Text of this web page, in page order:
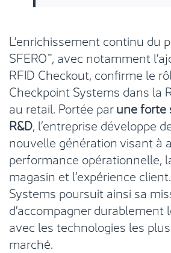
L’enrichissement continu du
SFERO™, avec notamment
RFID Checkout, confirme le
Checkpoint Systems dans la
au retail. Portée parune forte
R&D, l’entreprise développe
nouvelle génération visant à
performance opérationnelle,
magasin et l’expérience
Systems poursuit ainsi sa
d’accompagner durablement
avec les technologies les
marché.